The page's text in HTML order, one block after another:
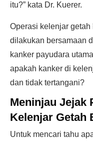
itu?” kata Dr. Kuerer.
Operasi kelenjar
dilakukan bersamaan
kanker payudara
apakah kanker di
dan tidak tertangani?
Meninjau Jejak
Kelenjar Getah
Untuk mencari tahu